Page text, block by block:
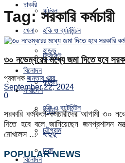
ফুটবল
হকি ও ব্যটমিন্টন
হাডুডু
বিনোদন
সারাদেশ
খুলনা
চট্টগ্রাম
ঢাকা
চাকরি
খেলা
ক্রিকেট
ফুটবল
হকি ও ব্যটমিন্টন
হাডুডু
বিনোদন
Tag:সরকারি কর্মচারী
৩০ নভেম্বরের মধ্যে জমা দিতে হবে
প্রকাশক জনতার খবর
September 22, 2024
0
সরকারি কর্মকর্তা-কর্মচারীদের আগামী ৩০
দিতে হবে বলে জানিয়েছেন জনপ্রশাসন
মোখলেস ...
POPULAR NEWS